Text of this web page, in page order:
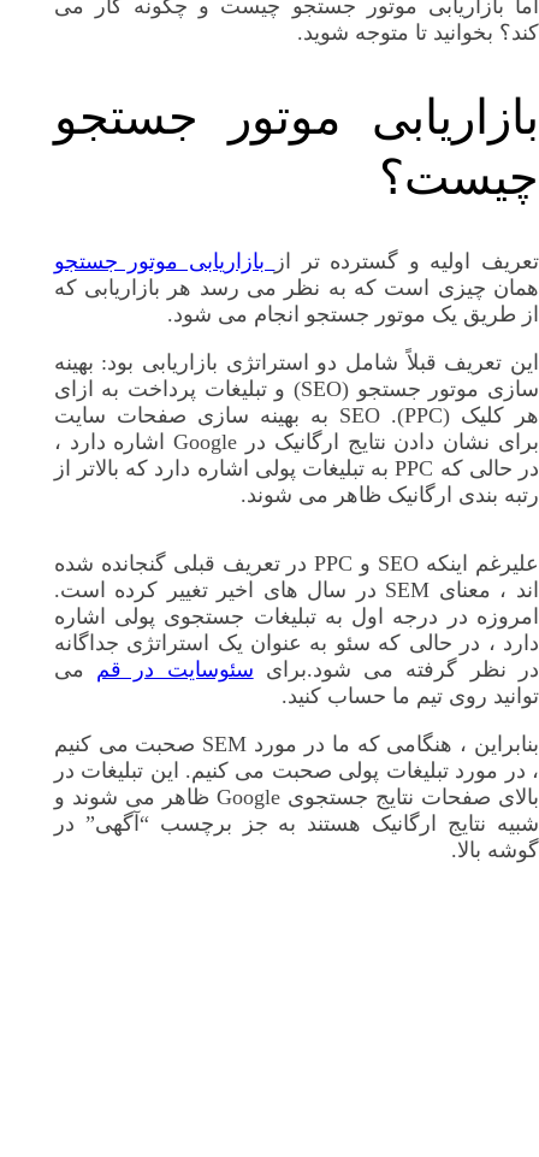
اما بازاریابی موتور جستجو چیست و چگونه کار می
کند؟ بخوانید تا متوجه شوید.
بازاریابی موتور جستجو
چیست؟
تعریف اولیه و گسترده تر از
بازاریابی موتور جستجو
همان چیزی است که به نظر می رسد هر بازاریابی که
از طریق یک موتور جستجو انجام می شود.
این تعریف قبلاً شامل دو استراتژی بازاریابی بود: بهینه
سازی موتور جستجو (SEO) و تبلیغات پرداخت به ازای
هر کلیک (PPC). SEO به بهینه سازی صفحات سایت
برای نشان دادن نتایج ارگانیک در Google اشاره دارد ،
در حالی که PPC به تبلیغات پولی اشاره دارد که بالاتر از
رتبه بندی ارگانیک ظاهر می شوند.
علیرغم اینکه SEO و PPC در تعریف قبلی گنجانده شده
اند ، معنای SEM در سال های اخیر تغییر کرده است.
امروزه در درجه اول به تبلیغات جستجوی پولی اشاره
دارد ، در حالی که سئو به عنوان یک استراتژی جداگانه
در نظر گرفته می شود.برای سئوسایت در قم می
توانید روی تیم ما حساب کنید.
بنابراین ، هنگامی که ما در مورد SEM صحبت می کنیم
، در مورد تبلیغات پولی صحبت می کنیم. این تبلیغات در
بالای صفحات نتایج جستجوی Google ظاهر می شوند و
شبیه نتایج ارگانیک هستند به جز برچسب “آگهی” در
گوشه بالا.